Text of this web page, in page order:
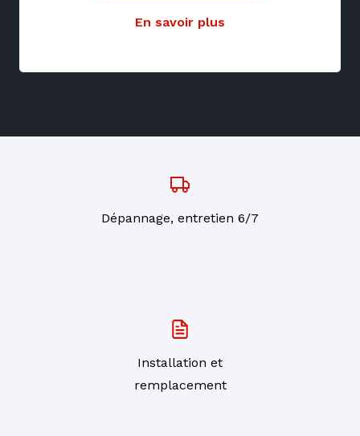
En savoir plus
Dépannage, entretien 6/7
Installation et
remplacement